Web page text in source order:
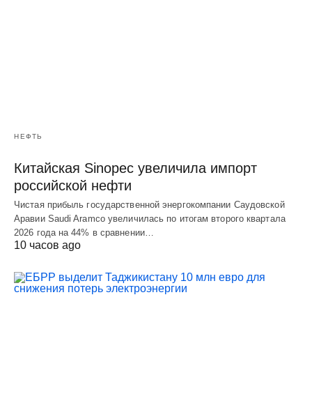
НЕФТЬ
Китайская Sinopec увеличила импорт
российской нефти
Чистая прибыль государственной энергокомпании Саудовской
Аравии Saudi Aramco увеличилась по итогам второго квартала
2026 года на 44% в сравнении…
10 часов ago